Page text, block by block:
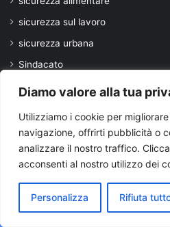
Diamo valore alla tua
Utilizziamo i cookie per
navigazione, offrirti pubblicità o
analizzare il nostro traffico.
acconsenti al nostro utilizzo dei
Personalizza Rifiuta
sicurezza sul lavoro
sicurezza urbana
Sindacato
social media
società
sostenibilità
spaccio
Speciale G7 Puglia
Spettacolo